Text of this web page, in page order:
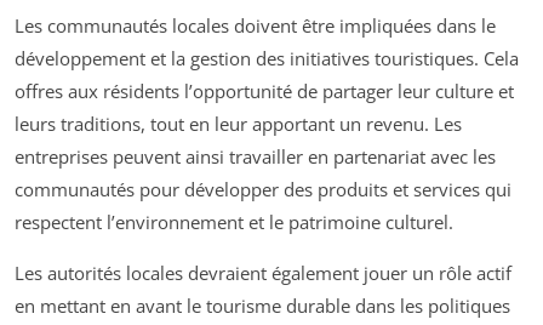
Les communautés locales doivent être impliquées dans le
développement et la gestion des initiatives touristiques. Cela
offres aux résidents l’opportunité de partager leur culture et
leurs traditions, tout en leur apportant un revenu. Les
entreprises peuvent ainsi travailler en partenariat avec les
communautés pour développer des produits et services qui
respectent l’environnement et le patrimoine culturel.
Les autorités locales devraient également jouer un rôle actif
en mettant en avant le tourisme durable dans les politiques